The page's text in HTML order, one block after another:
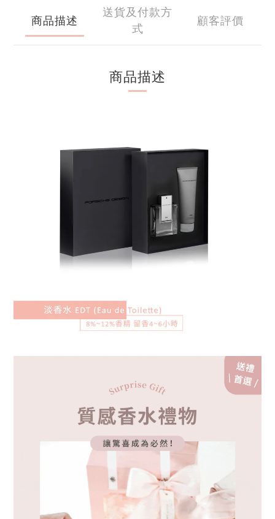
商品描述
送貨及付款方
式
顧客評價
商品描述